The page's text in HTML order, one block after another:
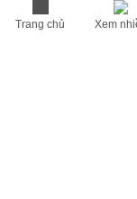
Trang chủ Xem